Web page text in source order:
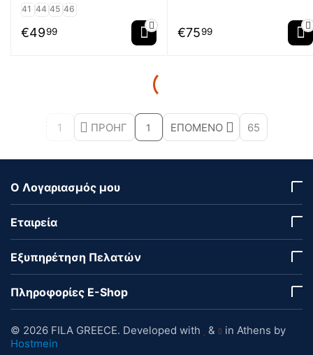
41 44 45 46
€4999 €7599
1 ΠΡΟΗΓ 1 ΕΠΌΜΕΝΟ 65
Ο Λογαριασμός μου
Εταιρεία
Εξυπηρέτηση Πελατών
Πληροφορίες E-Shop
© 2026 FILA GREECE. Developed with &
in Athens by
Hostmein